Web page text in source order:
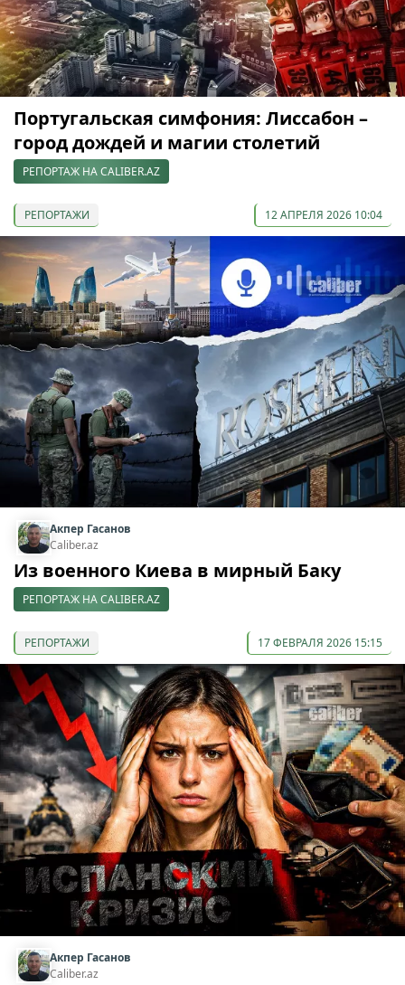
Португальская симфония: Лиссабон –
город дождей и магии столетий
РЕПОРТАЖ НА CALIBER.AZ
РЕПОРТАЖИ 12 АПРЕЛЯ 2026 10:04
Акпер Гасанов
Caliber.az
Из военного Киева в мирный Баку
РЕПОРТАЖ НА CALIBER.AZ
РЕПОРТАЖИ 17 ФЕВРАЛЯ 2026 15:15
Акпер Гасанов
Caliber.az